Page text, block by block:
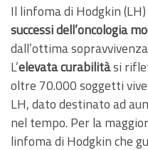
Il linfoma di Hodgkin
successi dell’oncologia
dall’ottima
L’elevata curabilitàsi
oltre 70.000 soggetti
LH, dato destinato ad
nel tempo. Per la
linfoma di Hodgkin che